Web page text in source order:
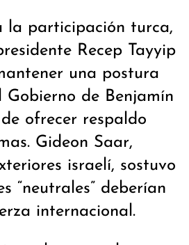
la participación turca,
Recep Tayyip
una postura
Gobierno de Benjamín
ofrecer respaldo
Gideon Saar,
israelí, sostuvo
“neutrales” deberían
internacional.